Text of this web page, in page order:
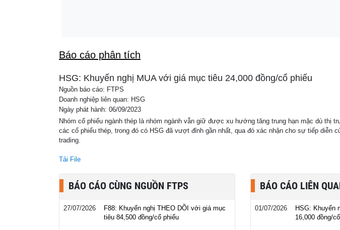
Báo cáo phân tích
HSG: Khuyến nghị MUA với giá mục tiêu 24,000 đồng/cổ phiếu
Nguồn báo cáo: FTPS
Doanh nghiệp liên quan: HSG
Ngày phát hành: 06/09/2023
Nhóm cổ phiếu ngành thép là nhóm ngành vẫn giữ được xu hướng tăng trung hạn mặc dù thị
các cổ phiếu thép, trong đó có HSG đã vượt đỉnh gần nhất, qua đó xác nhận cho sự tiếp
trading.
Tải File
BÁO CÁO CÙNG NGUỒN FTPS
27/07/2026
F88: Khuyến nghị THEO DÕI với giá mục
tiêu 84,500 đồng/cổ phiếu
BÁO CÁO LIÊN
01/07/2026
HSG: Khuyến
16,000 đồng/